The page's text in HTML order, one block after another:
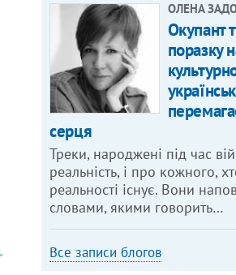
ОЛЕНА
Окупант
поразку
серця
Треки, народжені під час
реальність, і про кожного,
реальності існує. Вони
словами, якими говорить…
Все записи блогов